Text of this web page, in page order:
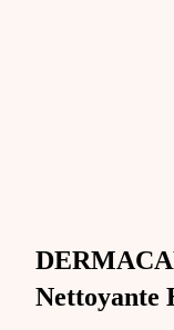
Nettoyante